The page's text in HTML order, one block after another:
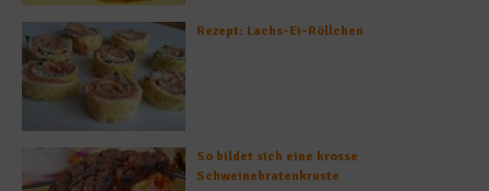
Rezept: Lachs-Ei-Röllchen
So bildet sich eine krosse
Schweinebratenkruste